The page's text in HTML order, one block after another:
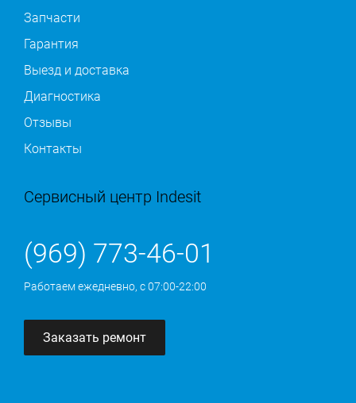
Запчасти
Гарантия
Выезд и доставка
Диагностика
Отзывы
Контакты
Сервисный центр Indesit
(969) 773-46-01
Работаем ежедневно, с 07:00-22:00
Заказать ремонт